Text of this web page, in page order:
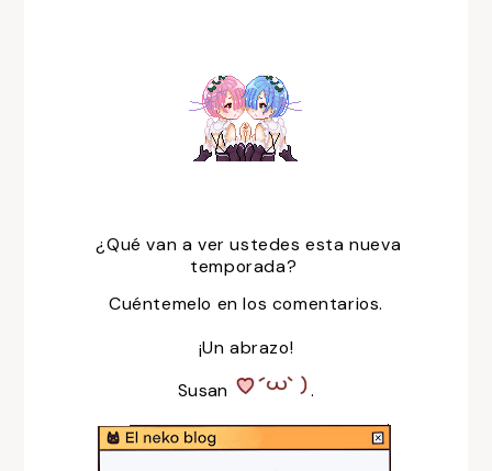
¿Qué van a ver ustedes esta nueva
temporada?
Cuéntemelo en los comentarios.
¡Un abrazo!
Susan
.